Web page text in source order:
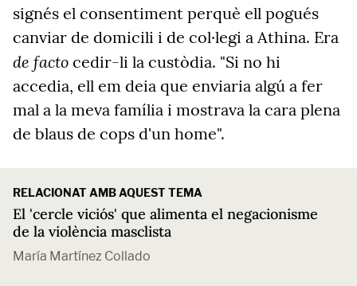
signés el consentiment perquè ell pogués
canviar de domicili i de col·legi a Athina. Era
de facto cedir-li la custòdia. "Si no hi
accedia, ell em deia que enviaria algú a fer
mal a la meva família i mostrava la cara plena
de blaus de cops d'un home".
RELACIONAT AMB AQUEST TEMA
El 'cercle viciós' que alimenta el negacionisme
de la violència masclista
María Martínez Collado